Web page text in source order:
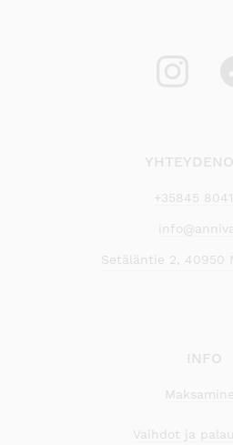
+35845
Setäläntie 2, 40950
INFO
Vaihdot ja